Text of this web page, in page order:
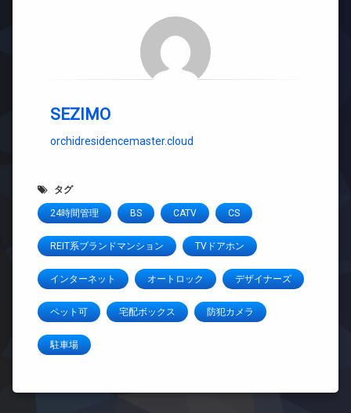
SEZIMO
orchidresidencemaster.cloud
タグ
24時間管理 BS CATV CS
REIT系ブランドマンション TVドアホン
インターネット オートロック デザイナーズ
ペット可 宅配ボックス 防犯カメラ
駐車場